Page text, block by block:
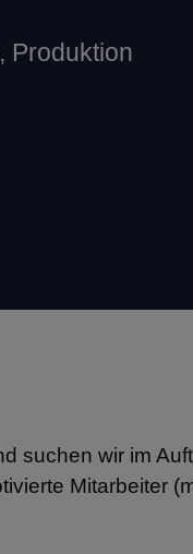
Produktion
suchen wir im
Mitarbeiter